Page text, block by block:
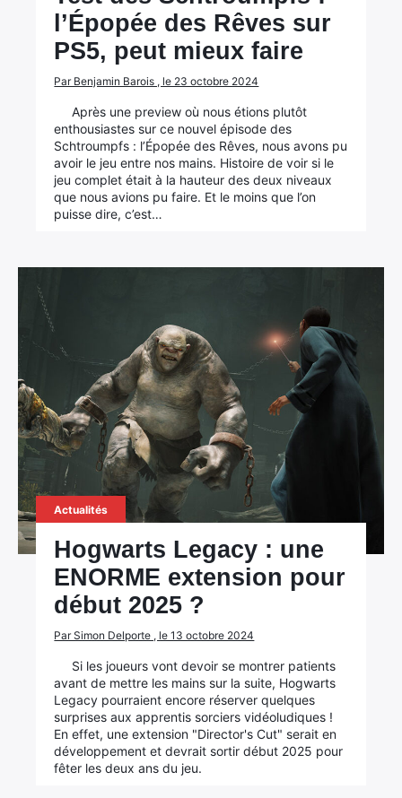
l’Épopée des Rêves sur
PS5, peut mieux faire
Par Benjamin Barois , le 23 octobre 2024
Après une preview où nous étions plutôt
enthousiastes sur ce nouvel épisode des
Schtroumpfs : l’Épopée des Rêves, nous avons pu
avoir le jeu entre nos mains. Histoire de voir si le
jeu complet était à la hauteur des deux niveaux
que nous avions pu faire. Et le moins que l’on
puisse dire, c’est…
Actualités
Hogwarts Legacy : une
ENORME extension pour
début 2025 ?
Par Simon Delporte , le 13 octobre 2024
Si les joueurs vont devoir se montrer patients
avant de mettre les mains sur la suite, Hogwarts
Legacy pourraient encore réserver quelques
surprises aux apprentis sorciers vidéoludiques !
En effet, une extension "Director's Cut" serait en
développement et devrait sortir début 2025 pour
fêter les deux ans du jeu.
Rechercher
: